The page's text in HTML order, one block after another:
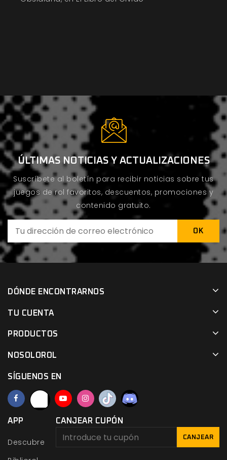
ÚLTIMAS NOTICIAS Y ACTUALIZACIONES
Suscríbete al boletín para recibir noticias sobre tus
juegos de rol favoritos, descuentos, promociones y
contenido gratuito.
DÓNDE ENCONTRARNOS
TU CUENTA
PRODUCTOS
NOSOLOROL
SÍGUENOS EN
APP
Descubre
CANJEAR CUPÓN
CANJEAR